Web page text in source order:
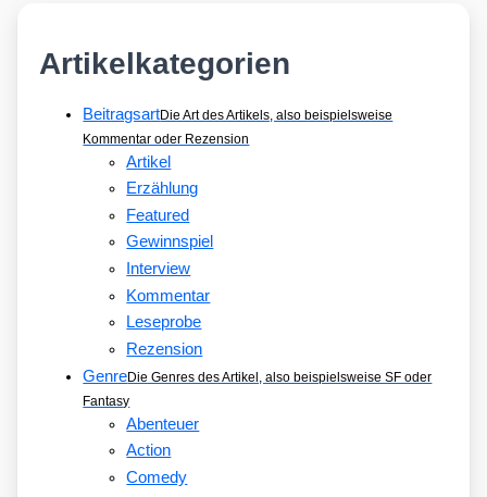
Artikelkategorien
BeitragsartDie Art des Artikels, also beispielsweise
Kommentar oder Rezension
Artikel
Erzählung
Featured
Gewinnspiel
Interview
Kommentar
Leseprobe
Rezension
GenreDie Genres des Artikel, also beispielsweise SF oder
Fantasy
Abenteuer
Action
Comedy